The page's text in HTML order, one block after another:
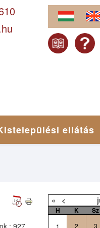
ellátás
: 927
« <
H K Sz
1 2 3